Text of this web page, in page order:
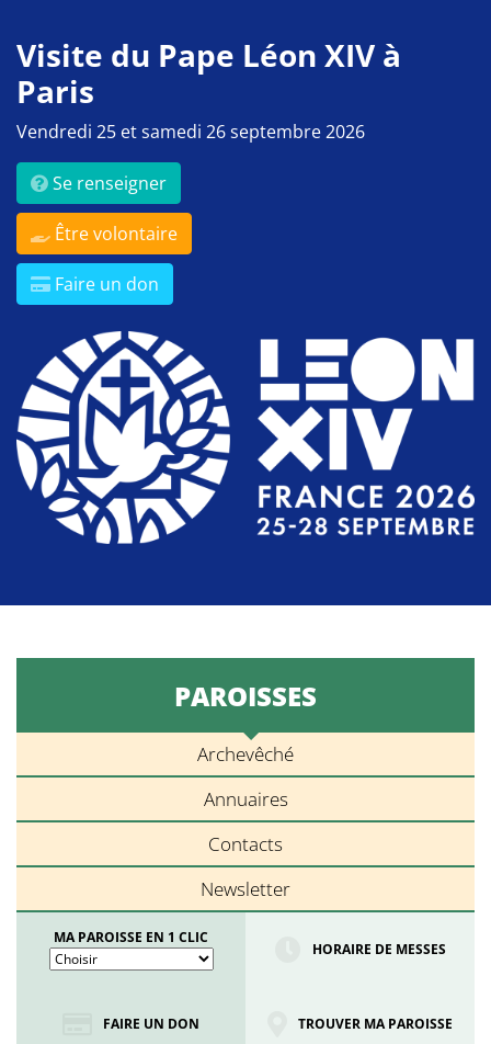
Visite du Pape Léon XIV à
Paris
Vendredi 25 et samedi 26 septembre 2026
Se renseigner
Être volontaire
Faire un don
PAROISSES
Archevêché
Annuaires
Contacts
Newsletter
MA PAROISSE EN 1 CLIC
HORAIRE DE MESSES
FAIRE UN DON TROUVER MA PAROISSE